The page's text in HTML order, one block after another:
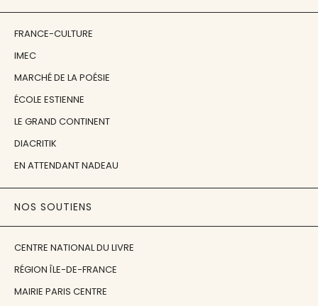
FRANCE-CULTURE
IMEC
MARCHÉ DE LA POÉSIE
ÉCOLE ESTIENNE
LE GRAND CONTINENT
DIACRITIK
EN ATTENDANT NADEAU
NOS SOUTIENS
CENTRE NATIONAL DU LIVRE
RÉGION ÎLE-DE-FRANCE
MAIRIE PARIS CENTRE